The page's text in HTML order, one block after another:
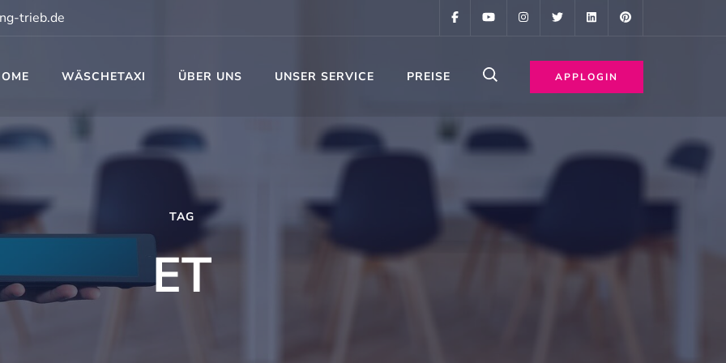
trieb.de
WÄSCHETAXI ÜBER UNS UNSER SERVICE PREISE APPLOGIN
TAG
ET